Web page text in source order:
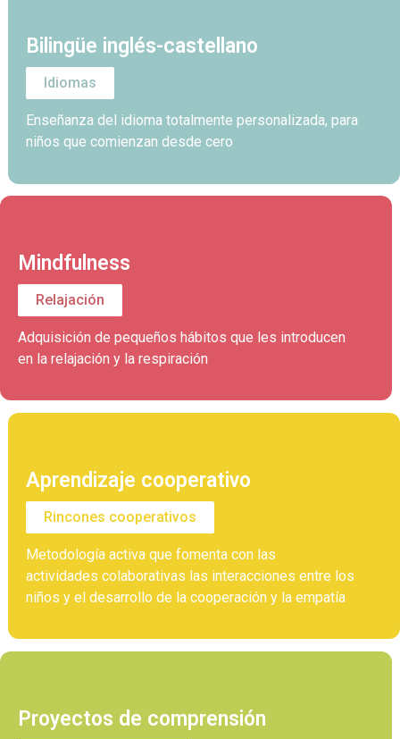
Bilingüe inglés-castellano
Idiomas
Enseñanza del idioma totalmente personalizada, para
niños que comienzan desde cero
Mindfulness
Relajación
Adquisición de pequeños hábitos que les introducen
en la relajación y la respiración
Aprendizaje cooperativo
Rincones cooperativos
Metodología activa que fomenta con las
actividades colaborativas las interacciones entre los
niños y el desarrollo de la cooperación y la empatía
Proyectos de comprensión